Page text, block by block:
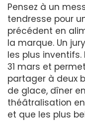
Pensez à un
tendresse pour
précédent en
la marque. Un
les plus inventifs.
31 mars et
partager à deux
de glace, dîner
théâtralisation
et que les plus